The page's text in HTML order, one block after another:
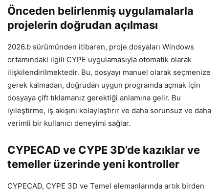
Önceden belirlenmiş uygulamalarla
projelerin doğrudan açılması
2026.b sürümünden itibaren, proje dosyaları Windows
ortamındaki ilgili CYPE uygulamasıyla otomatik olarak
ilişkilendirilmektedir. Bu, dosyayı manuel olarak seçmenize
gerek kalmadan, doğrudan uygun programda açmak için
dosyaya çift tıklamanız gerektiği anlamına gelir. Bu
iyileştirme, iş akışını kolaylaştırır ve daha sorunsuz ve daha
verimli bir kullanıcı deneyimi sağlar.
CYPECAD ve CYPE 3D’de kazıklar ve
temeller üzerinde yeni kontroller
CYPECAD, CYPE 3D ve Temel elemanlarında artık birden